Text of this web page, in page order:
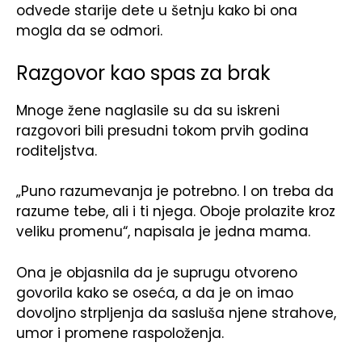
odvede starije dete u šetnju kako bi ona
mogla da se odmori.
Razgovor kao spas za brak
Mnoge žene naglasile su da su iskreni
razgovori bili presudni tokom prvih godina
roditeljstva.
„Puno razumevanja je potrebno. I on treba da
razume tebe, ali i ti njega. Oboje prolazite kroz
veliku promenu“, napisala je jedna mama.
Ona je objasnila da je suprugu otvoreno
govorila kako se oseća, a da je on imao
dovoljno strpljenja da sasluša njene strahove,
umor i promene raspoloženja.